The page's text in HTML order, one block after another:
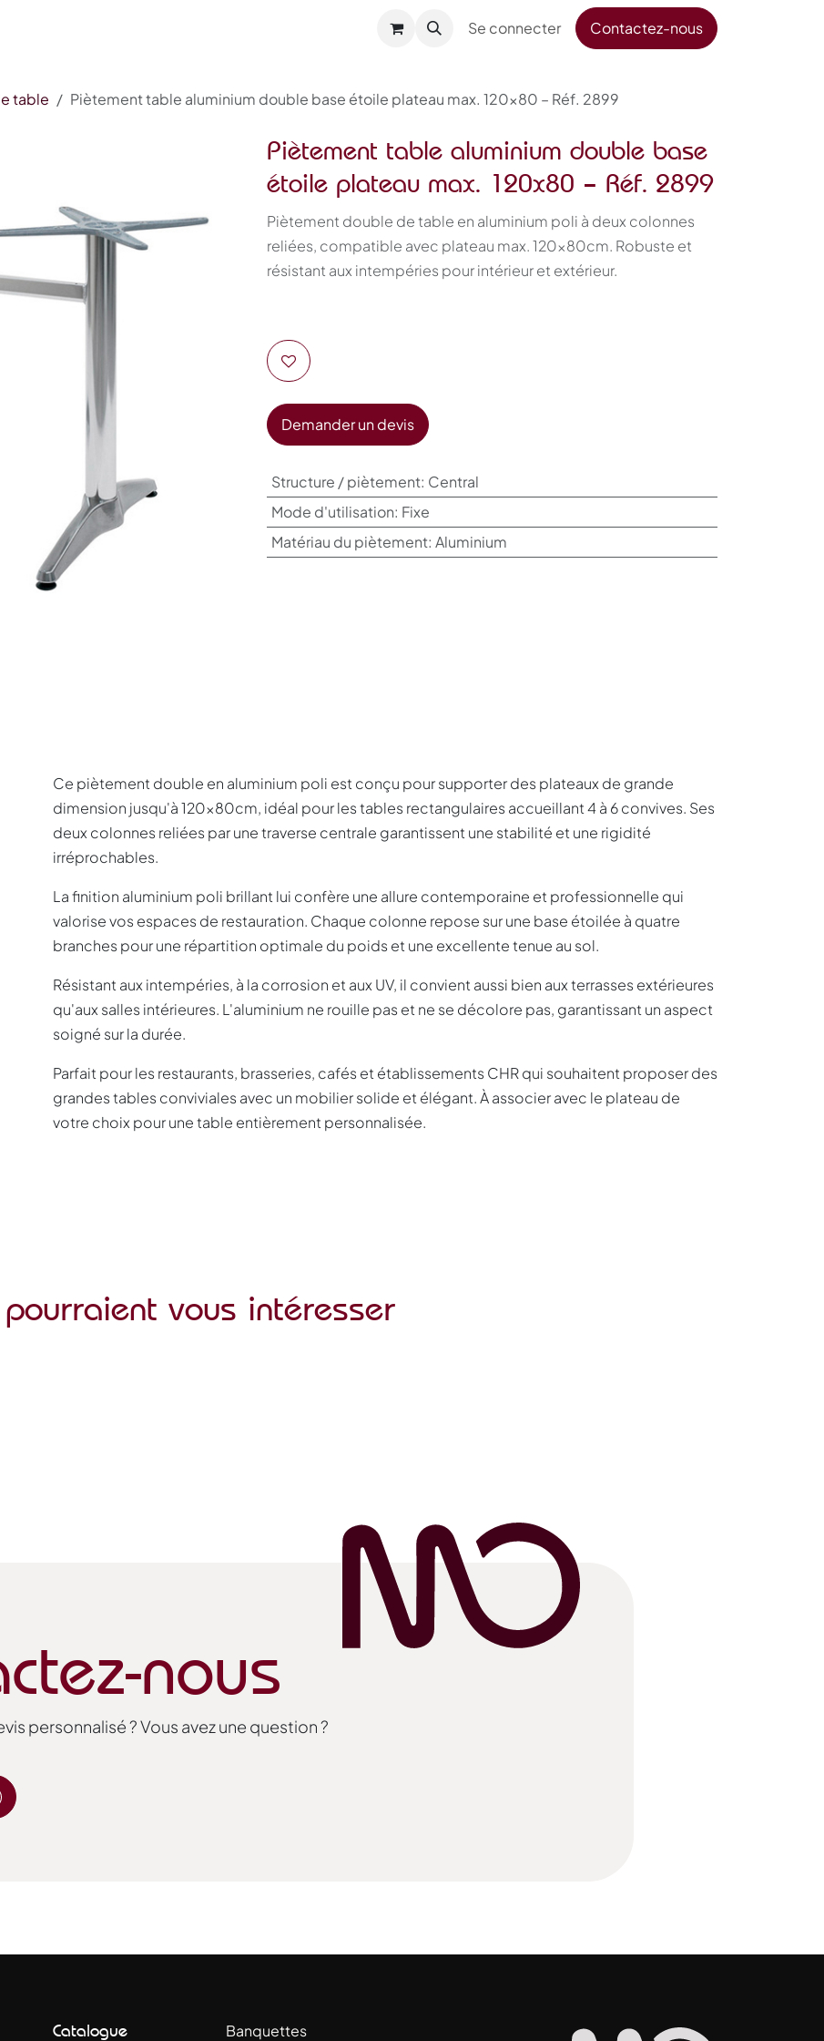
Se connecter Contactez-nous
table Piètement table aluminium double base étoile plateau max. 120x80 – Réf. 2899
Piètement table aluminium double base
étoile plateau max. 120x80 – Réf. 2899
Piètement double de table en aluminium poli à deux colonnes
reliées, compatible avec plateau max. 120x80cm. Robuste et
résistant aux intempéries pour intérieur et extérieur.
Demander un devis
Structure / piètement: Central
Mode d'utilisation: Fixe
Matériau du piètement: Aluminium
Ce piètement double en aluminium poli est conçu pour supporter des plateaux de grande
dimension jusqu'à 120x80cm, idéal pour les tables rectangulaires accueillant 4 à 6 convives. Ses
deux colonnes reliées par une traverse centrale garantissent une stabilité et une rigidité
irréprochables.
La finition aluminium poli brillant lui confère une allure contemporaine et professionnelle qui
valorise vos espaces de restauration. Chaque colonne repose sur une base étoilée à quatre
branches pour une répartition optimale du poids et une excellente tenue au sol.
Résistant aux intempéries, à la corrosion et aux UV, il convient aussi bien aux terrasses extérieures
qu'aux salles intérieures. L'aluminium ne rouille pas et ne se décolore pas, garantissant un aspect
soigné sur la durée.
Parfait pour les restaurants, brasseries, cafés et établissements CHR qui souhaitent proposer des
grandes tables conviviales avec un mobilier solide et élégant. À associer avec le plateau de
votre choix pour une table entièrement personnalisée.
vous intéresser
nous
personnalisé ? Vous avez une question ?
Catalogue Banquettes